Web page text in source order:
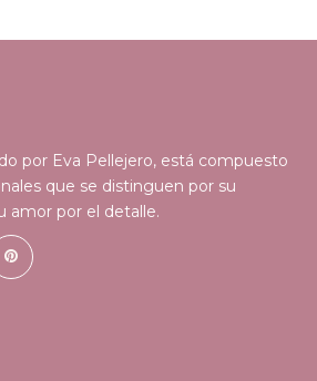
por Eva Pellejero, está compuesto
que se distinguen por su
amor por el detalle.